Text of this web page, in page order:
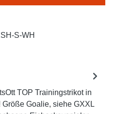
S-WH
TOP Trainingstrikot in
Goalie, siehe GXXL